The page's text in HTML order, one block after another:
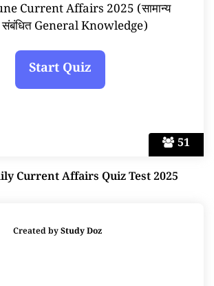
51
Current Affairs 2025 (सामान्य
संबंधित General Knowledge)
Current Affairs Quiz Test 2025
Created byStudy Doz